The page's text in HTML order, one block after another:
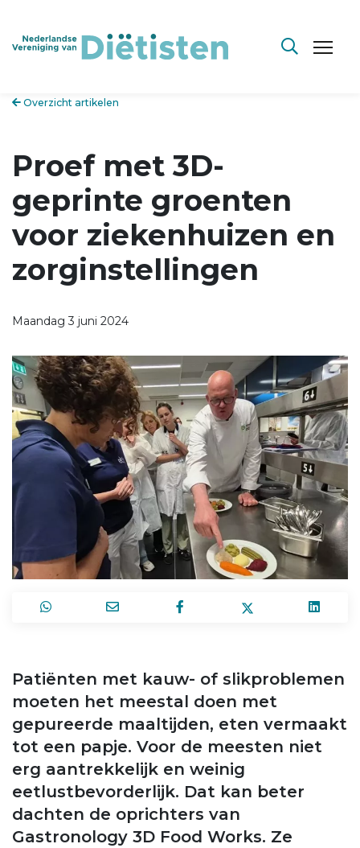
Overzicht artikelen
Proef met 3D-
geprinte groenten
voor ziekenhuizen en
zorginstellingen
Maandag 3 juni 2024
Patiënten met kauw- of slikproblemen
moeten het meestal doen met
gepureerde maaltijden, eten vermaakt
tot een papje. Voor de meesten niet
erg aantrekkelijk en weinig
eetlustbevorderlijk. Dat kan beter
dachten de oprichters van
Gastronology 3D Food Works. Ze